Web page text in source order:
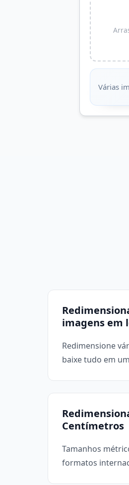
Várias
imagens em
Redimensione
baixe tudo em
Centímetros
Tamanhos
formatos